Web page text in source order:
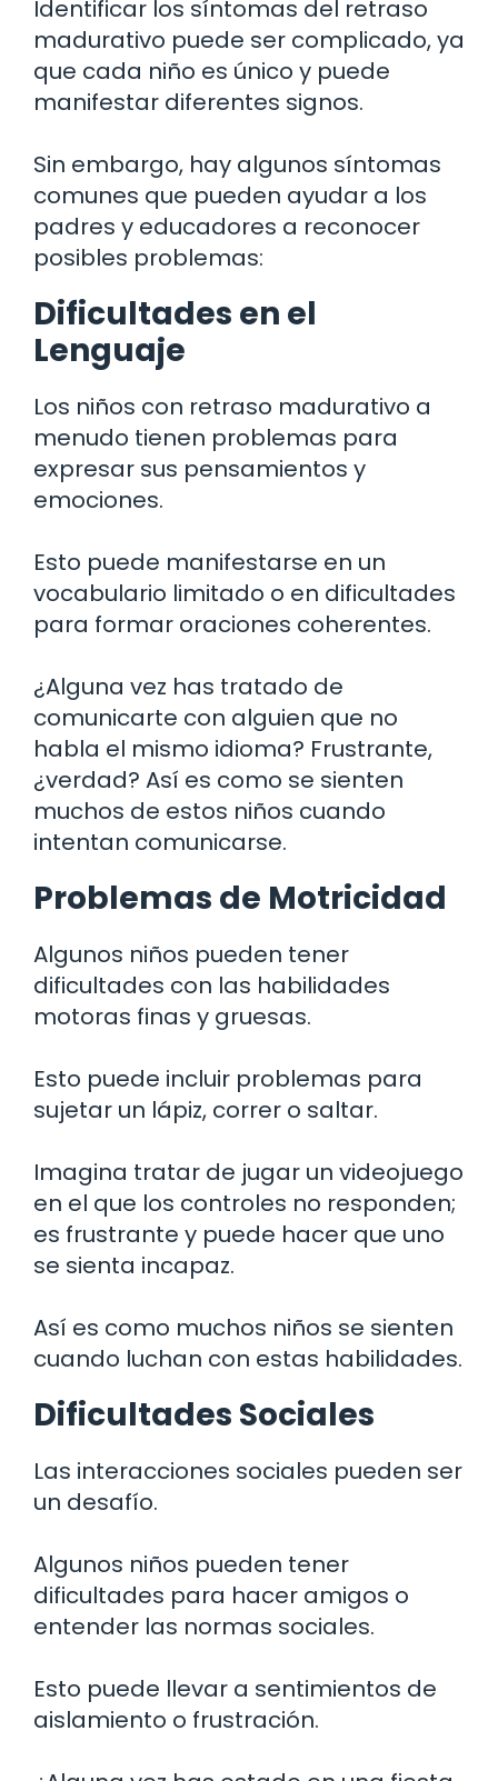
Identificar los síntomas del retraso
madurativo puede ser complicado, ya
que cada niño es único y puede
manifestar diferentes signos.
Sin embargo, hay algunos síntomas
comunes que pueden ayudar a los
padres y educadores a reconocer
posibles problemas:
Dificultades en el
Lenguaje
Los niños con retraso madurativo a
menudo tienen problemas para
expresar sus pensamientos y
emociones.
Esto puede manifestarse en un
vocabulario limitado o en dificultades
para formar oraciones coherentes.
¿Alguna vez has tratado de
comunicarte con alguien que no
habla el mismo idioma? Frustrante,
¿verdad? Así es como se sienten
muchos de estos niños cuando
intentan comunicarse.
Problemas de Motricidad
Algunos niños pueden tener
dificultades con las habilidades
motoras finas y gruesas.
Esto puede incluir problemas para
sujetar un lápiz, correr o saltar.
Imagina tratar de jugar un videojuego
en el que los controles no responden;
es frustrante y puede hacer que uno
se sienta incapaz.
Así es como muchos niños se sienten
cuando luchan con estas habilidades.
Dificultades Sociales
Las interacciones sociales pueden ser
un desafío.
Algunos niños pueden tener
dificultades para hacer amigos o
entender las normas sociales.
Esto puede llevar a sentimientos de
aislamiento o frustración.